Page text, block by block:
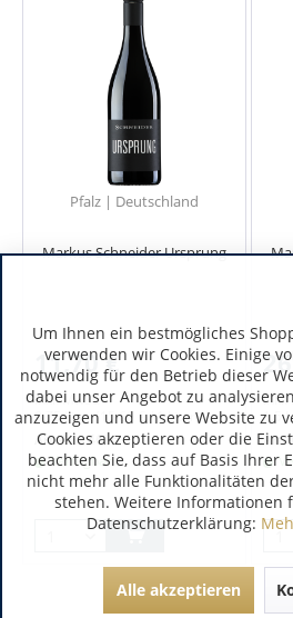
Pfalz | Deutschland
Markus Schneider Ursprung
11,70 €
inkl. MwSt.
0.75 Liter(15,60 € / 1 Liter)
Art.-Nr.:4636
Verfügbar
inkl.
1.5
Um Ihnen ein bestmögliches
verwenden wir Cookies. Einige
notwendig für den Betrieb dieser
dabei unser Angebot zu
anzuzeigen und unsere Website zu
Cookies akzeptieren oder die
beachten Sie, dass auf Basis Ihrer
nicht mehr alle Funktionalitäten
stehen. Weitere Informationen
Datenschutzerklärung:
Alle akzeptieren